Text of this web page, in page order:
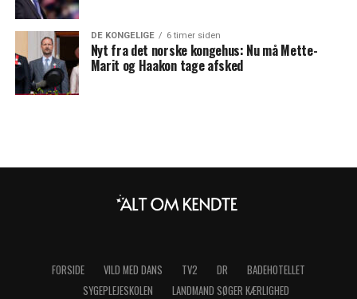
DE KONGELIGE 6 timer siden
Nyt fra det norske kongehus: Nu må Mette-
Marit og Haakon tage afsked
FORSIDE VILD MED DANS TV2 DR
BADEHOTELLET
SYGEPLEJESKOLEN
LANDMAND SØGER KÆRLIGHED